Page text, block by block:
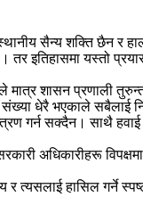
सैन्य शक्ति छैन र
तर इतिहासमा
मात्र शासन प्रणाली
धेरै भएकाले सबैलाई
गर्न सक्दैन। साथै
अधिकारीहरू
र त्यसलाई हासिल